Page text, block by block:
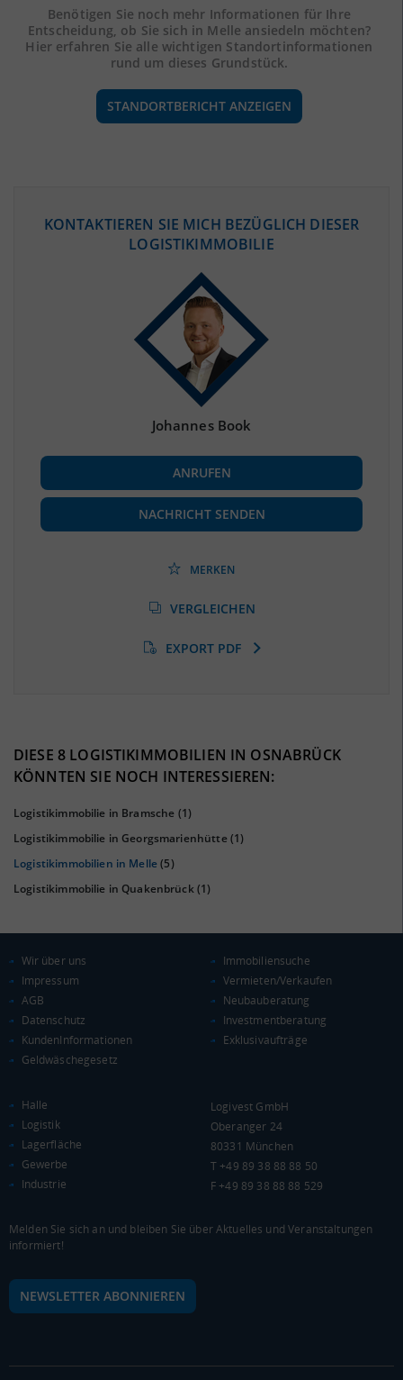
Benötigen Sie noch mehr Informationen für Ihre
Entscheidung, ob Sie sich in Melle ansiedeln möchten?
Hier erfahren Sie alle wichtigen Standortinformationen
rund um dieses Grundstück.
STANDORTBERICHT ANZEIGEN
(STAND: 12/2019)
(Landkreis / Kreisfreie Stadt)
BESCHÄFTIGUNG
Beschäftigte
(Landkreis / Kreisfreie Stadt)
153.365
(Landkreis / Kreisfreie Stadt)
(Stand: 01/2020)
42%
KAUFKRAFT
Euro pro Kopf
(Landkreis / Kreisfreie Stadt)
Kaufkraftindex
(Landkreis / Kreisfreie Stadt)
0 € 20.000 € 40.000 €
Landkreis / Kreisfreie Stadt
Bundesland
Deutschland
WIRTSCHAFTSKRAFT(STAND: 2018)
BRUTTOINLANDSPRODUKT
KONTAKTIEREN SIE MICH BEZÜGLICH DIESER
LOGISTIKIMMOBILIE
Johannes Book
ANRUFEN
NACHRICHT SENDEN
MERKEN
VERGLEICHEN
EXPORT PDF
DIESE 8 LOGISTIKIMMOBILIEN IN OSNABRÜCK
KÖNNTEN SIE NOCH INTERESSIEREN:
Logistikimmobilie in Bramsche (1)
Logistikimmobilie in Georgsmarienhütte(1)
Logistikimmobilien in Melle(5)
Logistikimmobilie in Quakenbrück(1)
Wir über uns
Impressum
AGB
Datenschutz
KundenInformationen
Geldwäschegesetz
Immobiliensuche
Vermieten/Verkaufen
Neubauberatung
Investmentberatung
Exklusivaufträge
Halle
Logistik
Lagerfläche
Gewerbe
Industrie
Logivest GmbH
Oberanger 24
80331 München
T +49 89 38 88 88 50
F +49 89 38 88 88 529
Melden Sie sich an und bleiben Sie über Aktuelles und Veranstaltungen
informiert!
NEWSLETTER ABONNIEREN